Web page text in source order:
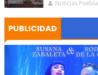
Noticias Puebla
PUBLICIDAD